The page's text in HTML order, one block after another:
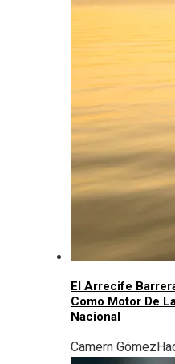
El Arrecife
Como Motor De
Nacional
Camern Gómez